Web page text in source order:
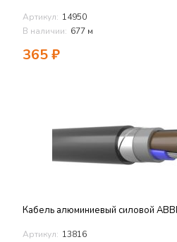
Артикул: 14950
В наличии: 677 м
365₽
Кабель алюминиевый силовой
Артикул: 13816